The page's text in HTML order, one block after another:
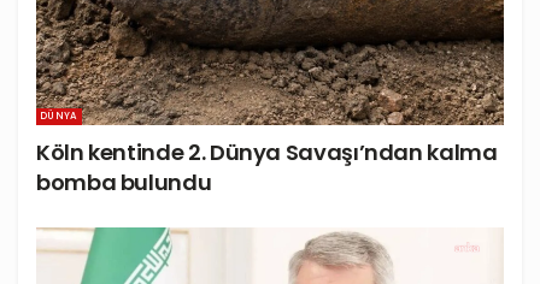
DÜNYA
Köln kentinde 2. Dünya Savaşı’ndan kalma
bomba bulundu